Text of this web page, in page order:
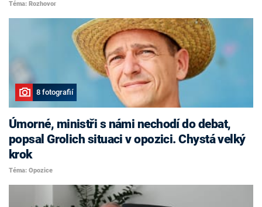
Téma: Rozhovor
8 fotografií
Úmorné, ministři s námi nechodí do debat,
popsal Grolich situaci v opozici. Chystá velký
krok
Téma: Opozice